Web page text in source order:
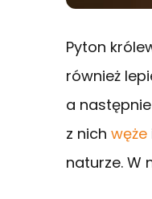
Pyton
również
a
z nich węże
naturze. W